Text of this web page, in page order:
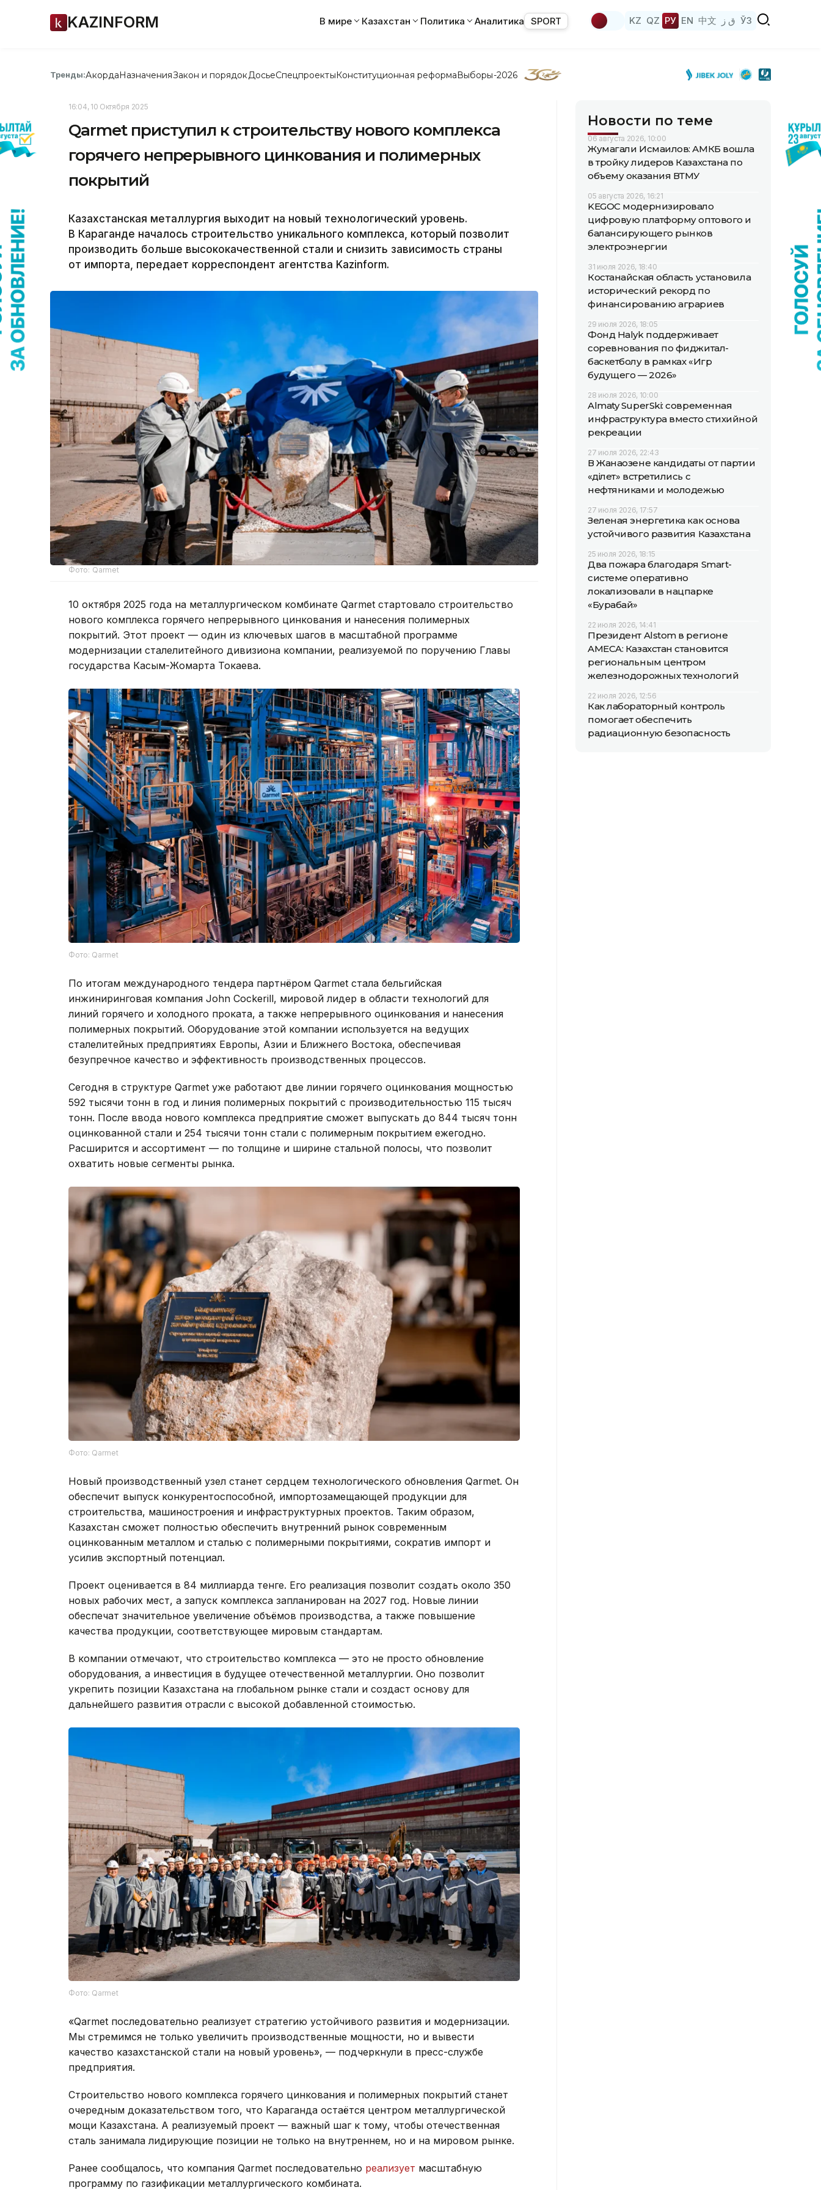
KAZINFORM В мире Казахстан Политика Аналитика SPORT KZ QZ РУ EN 中文 ق ز ЎЗ
Тренды:АкордаНазначенияЗакон и порядок ДосьеСпецпроектыКонституционная реформаВыборы-2026
16:04, 10 Октября 2025
Qarmet приступил к строительству нового комплекса
горячего непрерывного цинкования и полимерных
покрытий
Казахстанская металлургия выходит на новый технологический уровень.
В Караганде началось строительство уникального комплекса, который позволит
производить больше высококачественной стали и снизить зависимость страны
от импорта, передает корреспондент агентства Kazinform.
Фото: Qarmet
10 октября 2025 года на металлургическом комбинате Qarmet стартовало строительство
нового комплекса горячего непрерывного цинкования и нанесения полимерных
покрытий. Этот проект — один из ключевых шагов в масштабной программе
модернизации сталелитейного дивизиона компании, реализуемой по поручению Главы
государства Касым-Жомарта Токаева.
Фото: Qarmet
По итогам международного тендера партнёром Qarmet стала бельгийская
инжиниринговая компания John Cockerill, мировой лидер в области технологий для
линий горячего и холодного проката, а также непрерывного оцинкования и нанесения
полимерных покрытий. Оборудование этой компании используется на ведущих
сталелитейных предприятиях Европы, Азии и Ближнего Востока, обеспечивая
безупречное качество и эффективность производственных процессов.
Сегодня в структуре Qarmet уже работают две линии горячего оцинкования мощностью
592 тысячи тонн в год и линия полимерных покрытий с производительностью 115 тысяч
тонн. После ввода нового комплекса предприятие сможет выпускать до 844 тысяч тонн
оцинкованной стали и 254 тысячи тонн стали с полимерным покрытием ежегодно.
Расширится и ассортимент — по толщине и ширине стальной полосы, что позволит
охватить новые сегменты рынка.
Фото: Qarmet
Новый производственный узел станет сердцем технологического обновления Qarmet. Он
обеспечит выпуск конкурентоспособной, импортозамещающей продукции для
строительства, машиностроения и инфраструктурных проектов. Таким образом,
Казахстан сможет полностью обеспечить внутренний рынок современным
оцинкованным металлом и сталью с полимерными покрытиями, сократив импорт и
усилив экспортный потенциал.
Проект оценивается в 84 миллиарда тенге. Его реализация позволит создать около 350
новых рабочих мест, а запуск комплекса запланирован на 2027 год. Новые линии
обеспечат значительное увеличение объёмов производства, а также повышение
качества продукции, соответствующее мировым стандартам.
В компании отмечают, что строительство комплекса — это не просто обновление
оборудования, а инвестиция в будущее отечественной металлургии. Оно позволит
укрепить позиции Казахстана на глобальном рынке стали и создаст основу для
дальнейшего развития отрасли с высокой добавленной стоимостью.
Фото: Qarmet
«Qarmet последовательно реализует стратегию устойчивого развития и модернизации.
Мы стремимся не только увеличить производственные мощности, но и вывести
качество казахстанской стали на новый уровень», — подчеркнули в пресс-службе
предприятия.
Строительство нового комплекса горячего цинкования и полимерных покрытий станет
очередным доказательством того, что Караганда остаётся центром металлургической
мощи Казахстана. А реализуемый проект — важный шаг к тому, чтобы отечественная
сталь занимала лидирующие позиции не только на внутреннем, но и на мировом рынке.
Ранее сообщалось, что компания Qarmet последовательно реализует масштабную
программу по газификации металлургического комбината.
Новости по теме
06 августа 2026, 10:00
Жумагали Исмаилов: АМКБ вошла
в тройку лидеров Казахстана по
объему оказания ВТМУ
05 августа 2026, 16:21
KEGOC модернизировало
цифровую платформу оптового и
балансирующего рынков
электроэнергии
31 июля 2026, 18:40
Костанайская область установила
исторический рекорд по
финансированию аграриев
29 июля 2026, 18:05
Фонд Halyk поддерживает
соревнования по фиджитал-
баскетболу в рамках «Игр
будущего — 2026»
28 июля 2026, 10:00
Almaty SuperSki: современная
инфраструктура вместо стихийной
рекреации
27 июля 2026, 22:43
В Жанаозене кандидаты от партии
«Әділет» встретились с
нефтяниками и молодежью
27 июля 2026, 17:57
Зеленая энергетика как основа
устойчивого развития Казахстана
25 июля 2026, 18:15
Два пожара благодаря Smart-
системе оперативно
локализовали в нацпарке
«Бурабай»
22 июля 2026, 14:41
Президент Alstom в регионе
AMECA: Казахстан становится
региональным центром
железнодорожных технологий
22 июля 2026, 12:56
Как лабораторный контроль
помогает обеспечить
радиационную безопасность